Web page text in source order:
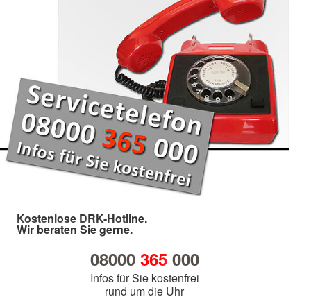
Kostenlose DRK-Hotline.
Wir beraten Sie gerne.
08000 365000
Infos für Sie kostenfrei
rund um die Uhr